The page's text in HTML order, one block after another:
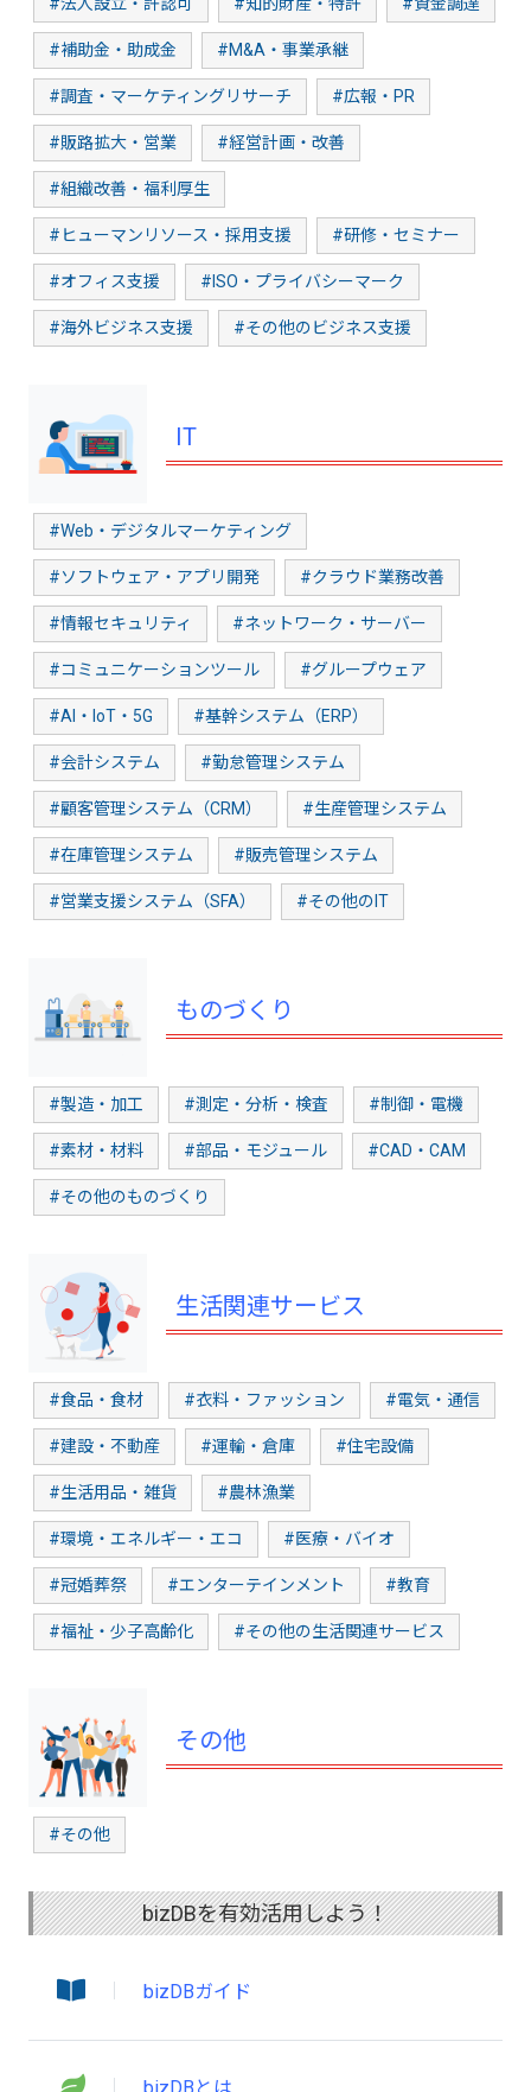
#補助金・助成金 #M&A・事業承継
#調査・マーケティングリサーチ #広報・PR
#販路拡大・営業 #経営計画・改善
#組織改善・福利厚生
#ヒューマンリソース・採用支援 #研修・セミナー
#オフィス支援 #ISO・プライバシーマーク
#海外ビジネス支援 #その他のビジネス支援
IT
#Web・デジタルマーケティング
#ソフトウェア・アプリ開発 #クラウド業務改善
#情報セキュリティ #ネットワーク・サーバー
#コミュニケーションツール #グループウェア
#AI・IoT・5G #基幹システム（ERP）
#会計システム #勤怠管理システム
#顧客管理システム（CRM） #生産管理システム
#在庫管理システム #販売管理システム
#営業支援システム（SFA） #その他のIT
ものづくり
#製造・加工 #測定・分析・検査 #制御・電機
#素材・材料 #部品・モジュール #CAD・CAM
#その他のものづくり
生活関連サービス
#食品・食材 #衣料・ファッション #電気・通信
#建設・不動産 #運輸・倉庫 #住宅設備
#生活用品・雑貨 #農林漁業
#環境・エネルギー・エコ #医療・バイオ
#冠婚葬祭 #エンターテインメント #教育
#福祉・少子高齢化 #その他の生活関連サービス
その他
#その他
bizDBを有効活用しよう！
bizDBガイド